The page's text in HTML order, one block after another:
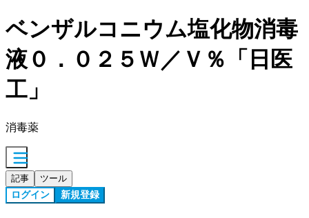
ベンザルコニウム塩化物消毒
液０．０２５Ｗ／Ｖ％「日医
工」
消毒薬
記事 ツール
ログイン 新規登録